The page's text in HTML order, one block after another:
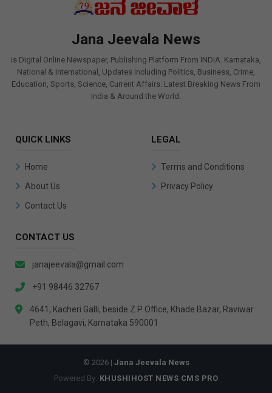
Jana Jeevala News
is Digital Online Newspaper, Publishing Platform From INDIA. Karnataka,
National & International, Updates including Politics, Business, Crime,
Education, Sports, Science, Current Affairs. Latest Breaking News From
India & Around the World.
QUICK LINKS
Home
About Us
Contact Us
LEGAL
Terms and Conditions
Privacy Policy
CONTACT US
janajeevala@gmail.com
+91 98446 32767
4641, Kacheri Galli, beside Z P Office, Khade Bazar, Raviwar
Peth, Belagavi, Karnataka 590001
© 2026 | Jana Jeevala News
Powered By: KHUSHIHOST NEWS CMS PRO